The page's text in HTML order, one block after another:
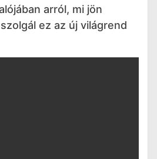
arról, mi jön
ez az új világrend